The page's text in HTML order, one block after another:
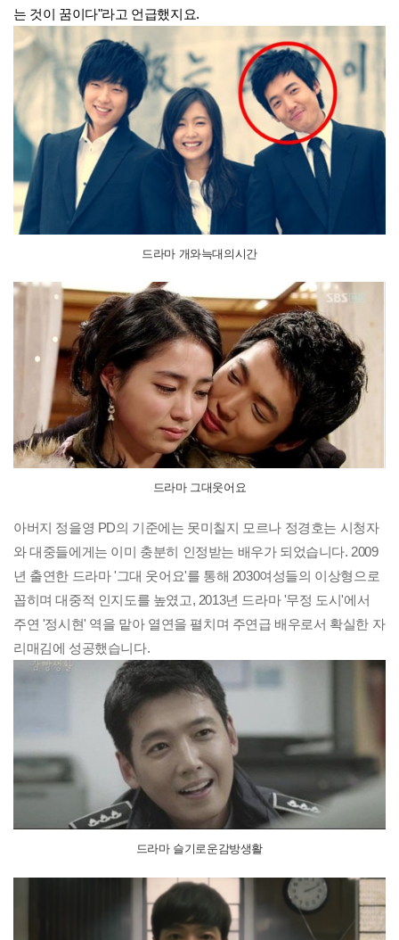
는 것이 꿈이다"라고 언급했지요.
드라마 개와늑대의시간
드라마 그대웃어요
아버지 정을영 PD의 기준에는 못미칠지 모르나 정경호는 시청자
와 대중들에게는 이미 충분히 인정받는 배우가 되었습니다. 2009
년 출연한 드라마 '그대 웃어요'를 통해 2030여성들의 이상형으로
꼽히며 대중적 인지도를 높였고, 2013년 드라마 '무정 도시'에서
주연 '정시현' 역을 맡아 열연을 펼치며 주연급 배우로서 확실한 자
리매김에 성공했습니다.
드라마 슬기로운감방생활